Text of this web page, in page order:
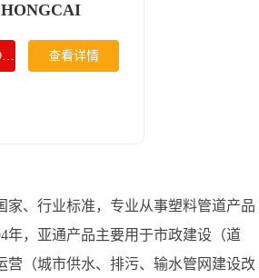
中财管道ZHONGCAI 查看详情
家、行业标准，专业从事塑料管道产品
年，亚通产品主要用于市政建设（道
营（城市供水、排污、输水管网建设改